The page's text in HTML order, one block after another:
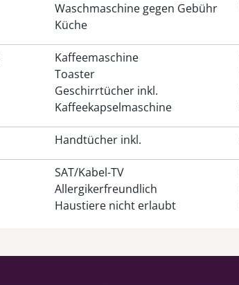
Waschmaschine gegen Gebühr
Küche
Kaffeemaschine
Toaster
Geschirrtücher inkl.
Kaffeekapselmaschine
Handtücher inkl.
SAT/Kabel-TV
Allergikerfreundlich
Haustiere nicht erlaubt